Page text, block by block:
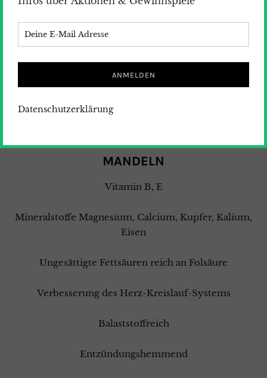
Den restlichen Sirup auf dem Sahnejoghurt verteilen
und zum Kuchen servieren.
mit Orangeneis servieren.
GESUNDHEITLICHE VORTEILE VON
MANDELN
Vitamin B, E
Mineralstoffe Magnesium, Calcium, Kupfer, Kalium,
Eisen
Ungesättigte Fettsäuren reich an Folsäure
Verbesserung des Herz-Kreislauf-Systems
Balaststoffreich
Entzündungshemmend
Datenschutzerklärung